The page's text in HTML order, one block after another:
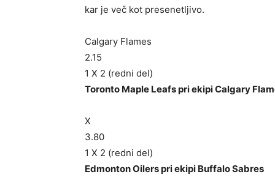
kar je več kot presenetljivo.
Calgary Flames
2.15
1 X 2 (redni del)
Toronto Maple Leafs pri ekipi Calgary
X
3.80
1 X 2 (redni del)
Edmonton Oilers pri ekipi Buffalo Sabres